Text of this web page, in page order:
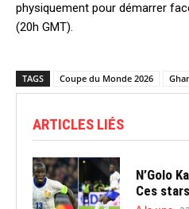
physiquement pour démarrer
(20h GMT).
TAGS Coupe du Monde 2026
ARTICLES LIÉS
N’Golo
Ces